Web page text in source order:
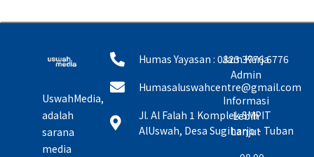
UswahMedia,
adalah
sarana
media
Humas Yayasan : 0823 3776 6776
Humasaluswahcentre@gmail.com
Jl. Al Falah 1 Komplek SMPIT
AlUswah, Desa Sugiharjo - Tuban
Jam Kerja
Admin
Informasi
Lebih
Lanjut